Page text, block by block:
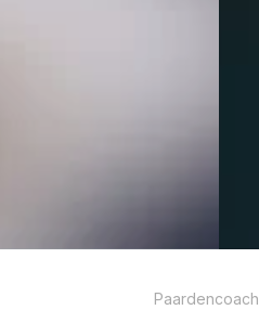
Paardencoach